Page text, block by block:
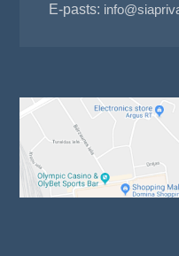
E-pasts: